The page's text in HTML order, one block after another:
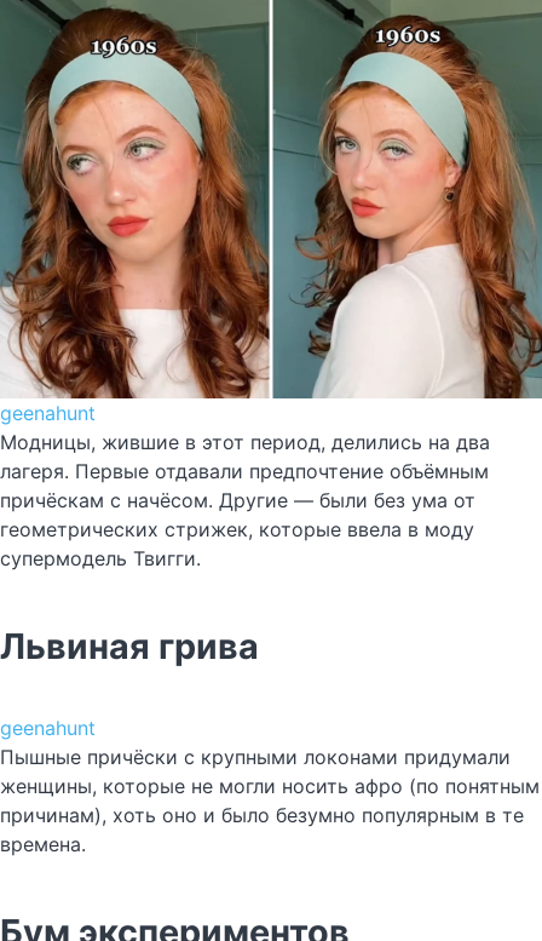
geenahunt
Модницы, жившие в этот период, делились на два
лагеря. Первые отдавали предпочтение объёмным
причёскам с начёсом. Другие — были без ума от
геометрических стрижек, которые ввела в моду
супермодель Твигги.
Львиная грива
geenahunt
Пышные причёски с крупными локонами придумали
женщины, которые не могли носить афро (по понятным
причинам), хоть оно и было безумно популярным в те
времена.
Бум экспериментов